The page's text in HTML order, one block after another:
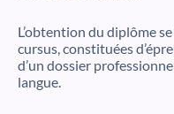
L’obtention du diplôme
cursus, constituées
d’un dossier
langue.